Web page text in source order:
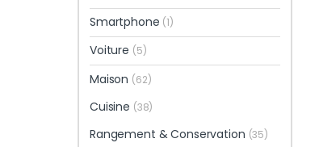
Smartphone (1)
Voiture (5)
Maison (62)
Cuisine (38)
Rangement & Conservation (35)